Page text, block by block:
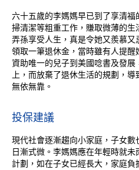
六十五歲的李媽媽早已到了享清
掃清潔等粗重工作，賺取微薄的
弄孫享受人生，真是令她又羨慕
領取一筆退休金，當時雖有人提
資助唯一的兒子到美國唸書及發
上，而放棄了退休生活的規劃，
無依無靠。
投保建議
現代社會逐漸趨向小家庭，子女
日漸式微。李媽媽應在年輕時就
計劃，如在子女已經長大，家庭負